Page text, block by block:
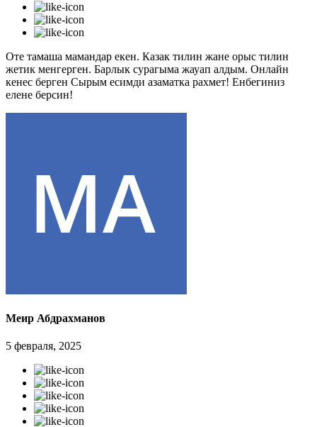
Оте тамаша мамандар екен. Казак тилин жане орыс тилин
жетик менгерген. Барлык сурагыма жауап алдым. Онлайн
кенес берген Сырым есимди азаматка рахмет! Енбегиниз
елене берсин!
Меир Абдрахманов
5 февраля, 2025